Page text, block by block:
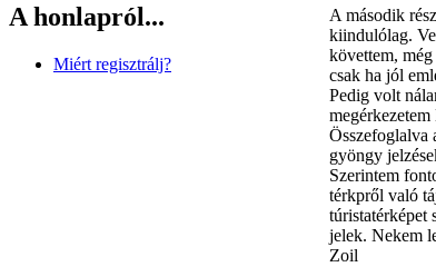
A honlapról...
Miért regisztrálj?
A második
kiindulólag.
követtem,
csak ha jól
Pedig volt
Összefoglalva
gyöngy
Szerintem
térkpről való
túristatérképet
jelek. Nekem
Zoil